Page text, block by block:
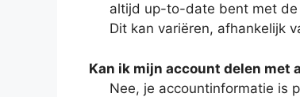
altijd up-to-date bent met
Dit kan variëren, afhankelijk
Kan ik mijn account delen met
Nee, je accountinformatie is